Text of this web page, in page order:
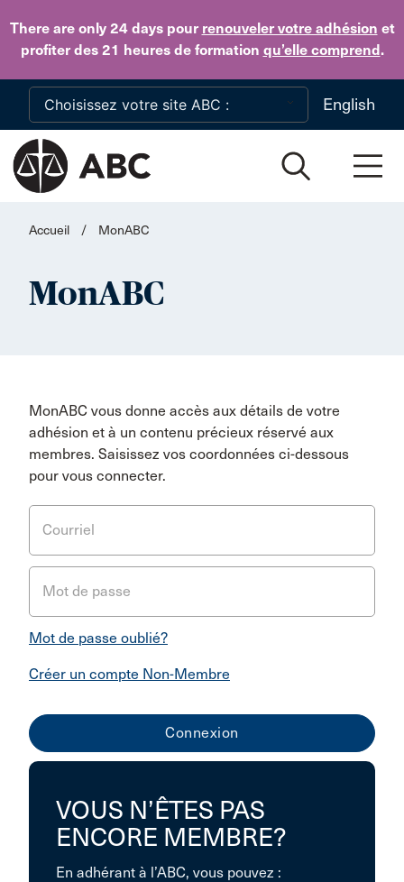
There are only 24 dayspour renouveler votre adhésion et
profiter des 21 heures de formation qu’elle comprend.
Skip to main content
English
Accueil / MonABC
MonABC
MonABC vous donne accès aux détails de votre
adhésion et à un contenu précieux réservé aux
membres. Saisissez vos coordonnées ci-dessous
pour vous connecter.
Courriel
Mot de passe
Mot de passe oublié?
Créer un compte Non-Membre
VOUS N’ÊTES PAS
ENCORE MEMBRE?
En adhérant à l’ABC, vous pouvez :